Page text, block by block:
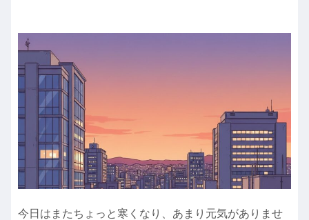
今日はまたちょっと寒くなり、あまり元気がありませ